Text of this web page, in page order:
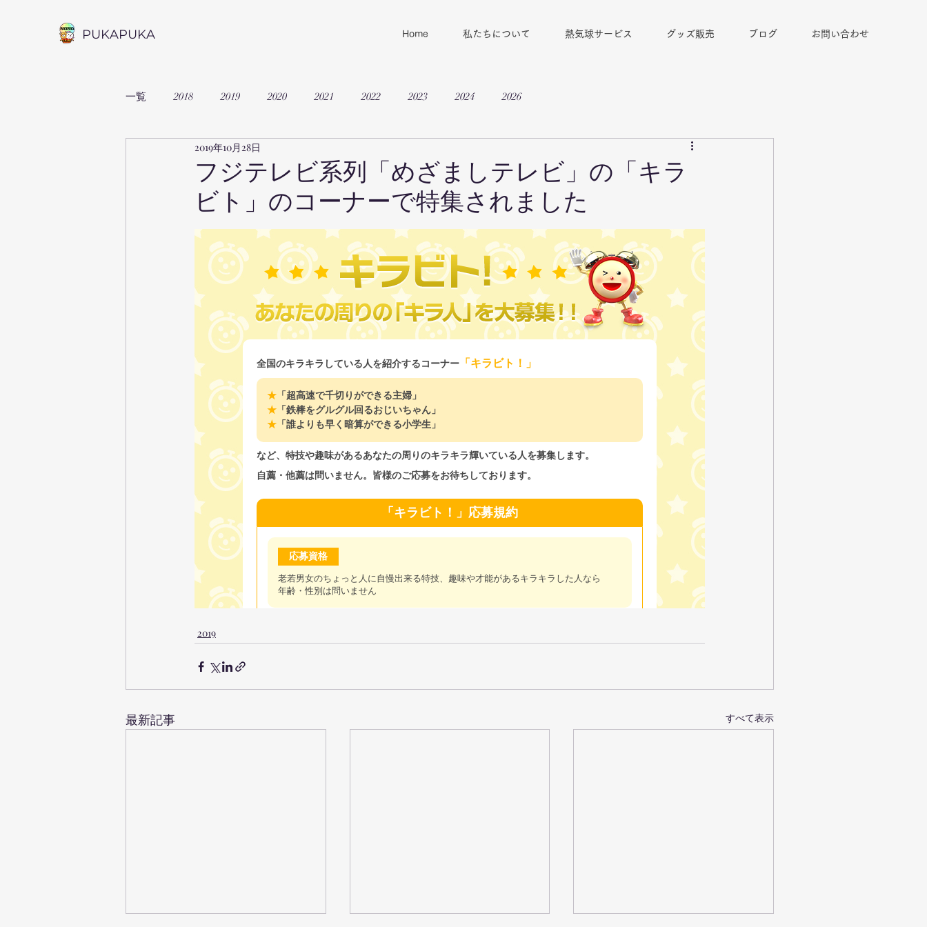
PUKAPUKA Home 私たちについて 熱気球サービス グッズ販売 ブログ お問い合わせ
一覧 2018 2019 2020 2021 2022 2023 2024 2026
フジテレビ系列「めざましテレビ」の「キラ
ビト」のコーナーで特集されました
2019年10月28日
2019
最新記事 すべて表示